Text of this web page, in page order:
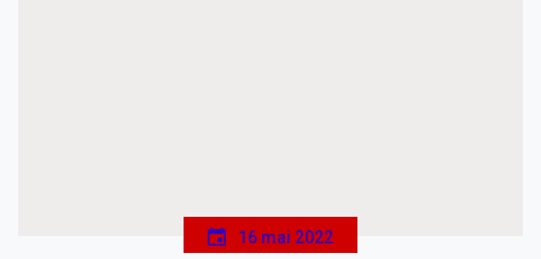
16 mai 2022